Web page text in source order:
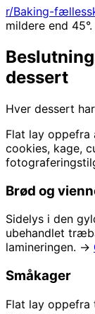
r/Baking-
mildere end 45°.
dessert
Hver dessert
Flat lay
cookies, kage,
Brød og
Sidelys i den
ubehandlet
lamineringen. →
Småkager
Flat lay oppefra